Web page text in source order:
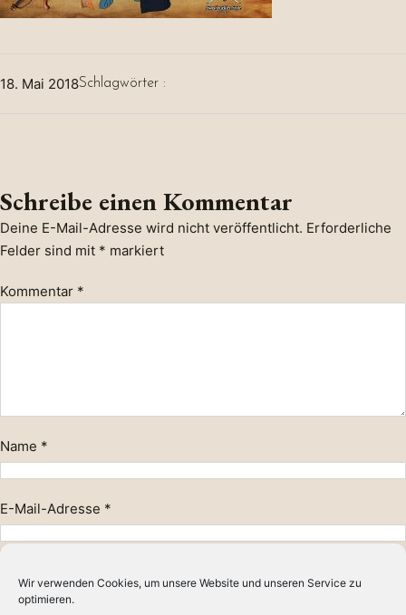
Wir verwenden Cookies, um unsere Website und unseren Service zu
optimieren.
18. Mai 2018Schlagwörter :
Schreibe einen Kommentar
Deine E-Mail-Adresse wird nicht veröffentlicht. Erforderliche
Felder sind mit * markiert
Kommentar *
Name *
E-Mail-Adresse *